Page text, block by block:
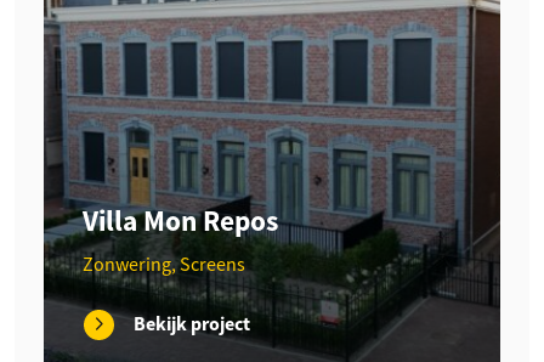
Villa Mon Repos
Zonwering, Screens
Bekijk project